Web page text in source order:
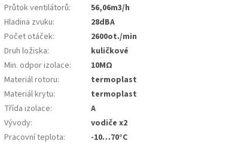
Průtok ventilátorů:
56,06m3/h
Hladina zvuku:
28dBA
Počet otáček:
2600ot./min
Druh ložiska:
kuličkové
Min. odpor izolace:
10MΩ
Materiál rotoru:
termoplast
Materiál krytu:
termoplast
Třída izolace:
A
Vývody:
vodiče x2
Pracovní teplota:
-10…70°C